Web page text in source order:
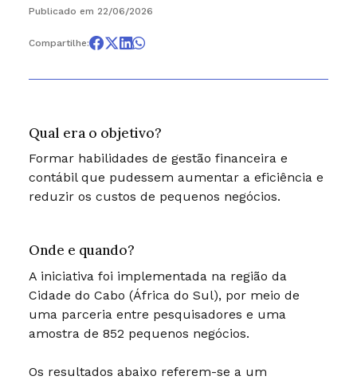
Publicado em 22/06/2026
Compartilhe:
Qual era o objetivo?
Formar habilidades de gestão financeira e
contábil que pudessem aumentar a eficiência e
reduzir os custos de pequenos negócios.
Onde e quando?
A iniciativa foi implementada na região da
Cidade do Cabo (África do Sul), por meio de
uma parceria entre pesquisadores e uma
amostra de 852 pequenos negócios.
Os resultados abaixo referem-se a um